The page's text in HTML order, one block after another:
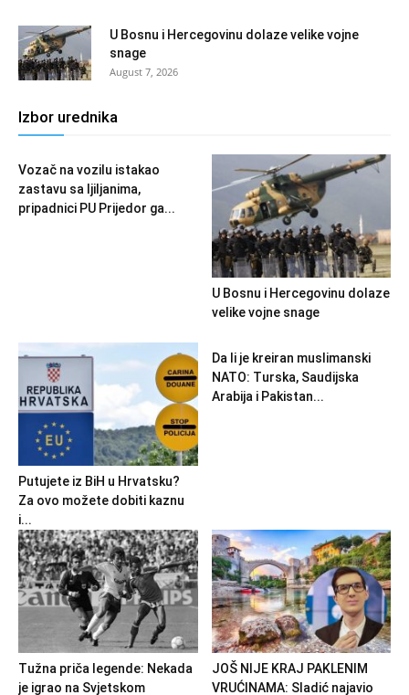
U Bosnu i Hercegovinu dolaze velike vojne
snage
August 7, 2026
Izbor urednika
Vozač na vozilu istakao
zastavu sa ljiljanima,
pripadnici PU Prijedor ga...
U Bosnu i Hercegovinu dolaze
velike vojne snage
Putujete iz BiH u Hrvatsku?
Za ovo možete dobiti kaznu
i...
Da li je kreiran muslimanski
NATO: Turska, Saudijska
Arabija i Pakistan...
Tužna priča legende: Nekada
je igrao na Svjetskom
JOŠ NIJE KRAJ PAKLENIM
VRUĆINAMA: Sladić najavio